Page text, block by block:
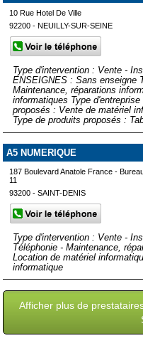
10 Rue Hotel De Ville
92200 - NEUILLY-SUR-SEINE
Type d'intervention : Vente -
ENSEIGNES : Sans enseigne
Maintenance, réparations
informatiques Type
proposés : Vente de matériel
Type de produits proposés :
A5 NUMERIQUE
187 Boulevard Anatole France -
11
93200 - SAINT-DENIS
Type d'intervention : Vente -
Téléphonie - Maintenance,
Location de matériel
informatique
Afficher plus de